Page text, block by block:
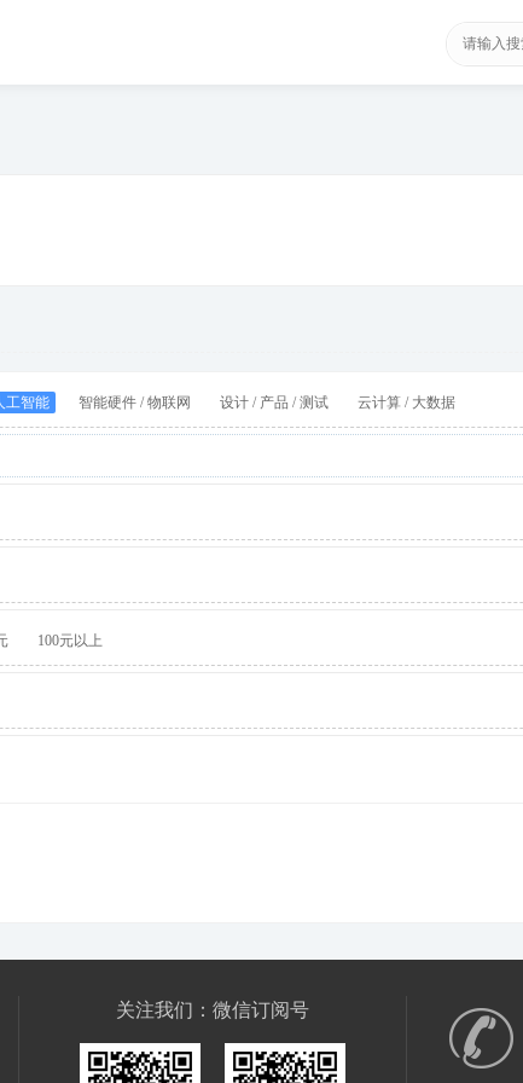
工智能 智能硬件 / 物联网 设计 / 产品 / 测试 云计算 / 大数据
100元以上
关注我们：微信订阅号